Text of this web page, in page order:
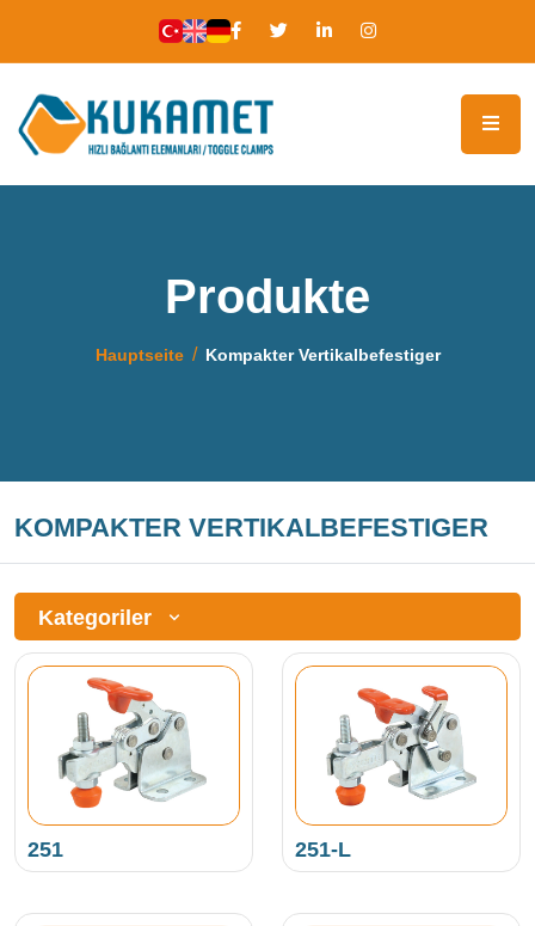
Produkte
Hauptseite Kompakter Vertikalbefestiger
KOMPAKTER VERTIKALBEFESTIGER
Kategoriler
251 251-L